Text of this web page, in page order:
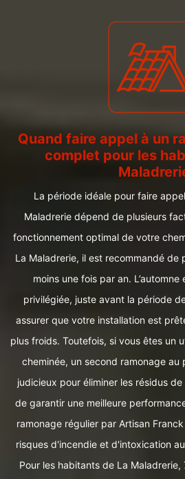
Quand faire appel à un
complet pour les
La période idéale pour faire
Maladrerie dépend de plusieurs
fonctionnement optimal de votre
La Maladrerie, il est recommandé de
moins une fois par an.
privilégiée, juste avant la période
assurer que votre installation est
plus froids. Toutefois, si vous êtes un
cheminée, un second ramonage
judicieux pour éliminer les résidus
de garantir une meilleure
ramonage régulier par Artisan
risques d'incendie et d'intoxication
Pour les habitants de La